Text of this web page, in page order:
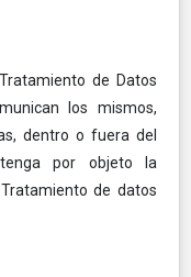
de Datos
los mismos,
dentro o fuera del
por objeto la
de datos